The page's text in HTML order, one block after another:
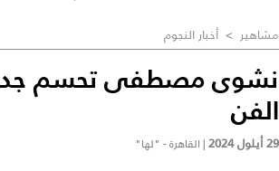
مشاهير > أخبار النجوم
نشوى مصطفى تحسم جدل
الفن
29 أيلول 2024 | القاهرة - "لها"